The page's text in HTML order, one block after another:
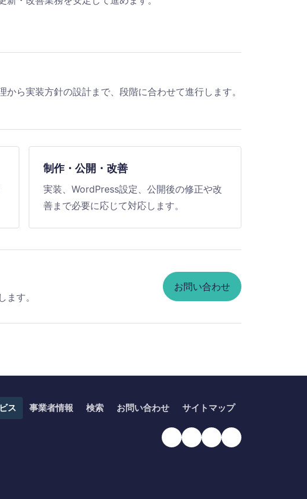
から実装方針の設計まで、段階に合わせて進行します。
制作・公開・改善
実装、WordPress設定、公開後の修正や改
善まで必要に応じて対応します。
す。
お問い合わせ
ス 事業者情報 検索 お問い合わせ サイトマップ